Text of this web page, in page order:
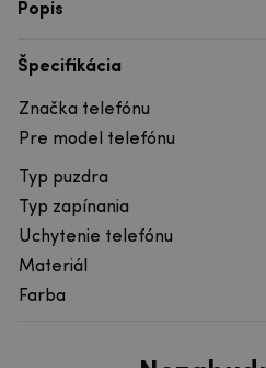
Popis
Špecifikácia
Značka telefónu
Pre model telefónu
Typ puzdra
Typ zapínania
Uchytenie telefónu
Materiál
Farba